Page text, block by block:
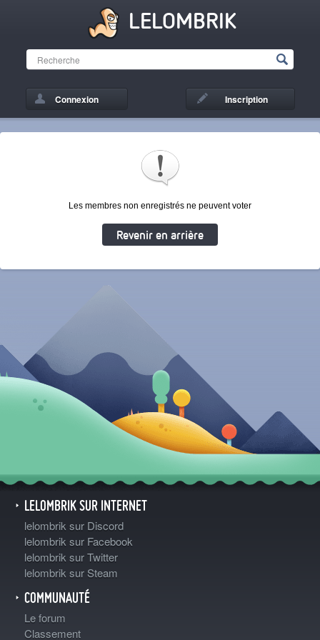
LELOMBRIK
Connexion Inscription
Les membres non enregistrés ne peuvent voter
Revenir en arrière
LELOMBRIK SUR INTERNET
lelombrik sur Discord
lelombrik sur Facebook
lelombrik sur Twitter
lelombrik sur Steam
COMMUNAUTÉ
Le forum
Classement